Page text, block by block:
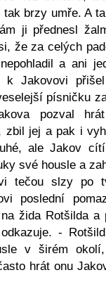
brzy umře. A
ji přednesl
že za celých
a ani
k Jakovovi
písničku
pozval
zbil jej a pak i
ale Jakov
své housle a
tečou slzy po
poslední
žida Rotšilda a
-
v širém
hrát onu